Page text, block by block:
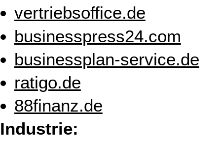
vertriebsoffice.de
businesspress24.com
businessplan-service.de
ratigo.de
88finanz.de
Industrie: